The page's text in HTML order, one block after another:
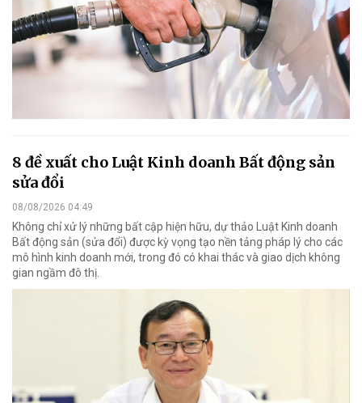
8 đề xuất cho Luật Kinh doanh Bất động sản
sửa đổi
08/08/2026 04:49
Không chỉ xử lý những bất cập hiện hữu, dự thảo Luật Kinh doanh
Bất động sản (sửa đổi) được kỳ vọng tạo nền tảng pháp lý cho các
mô hình kinh doanh mới, trong đó có khai thác và giao dịch không
gian ngầm đô thị.